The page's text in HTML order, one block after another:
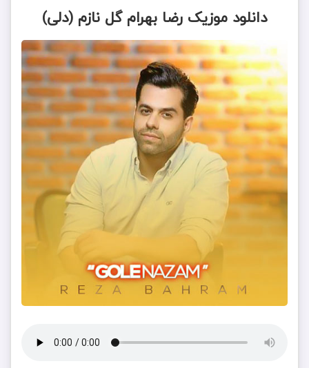
دانلود موزیک رضا بهرام گل نازم (دلی)